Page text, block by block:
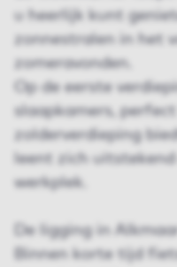
u heerlijk kunt
zonnestralen in het
zomeravonden.
Op de eerste
slaapkamers,
zolderverdieping
leent zich
werkplek.
De ligging in
Binnen korte tijd